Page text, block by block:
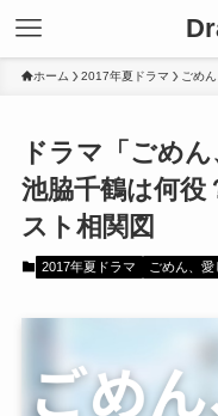
ホーム 2017年夏ドラマ ごめ
ドラマ「ごめ
池脇千鶴は何役
スト相関図
2017年夏ドラマ ごめん、愛